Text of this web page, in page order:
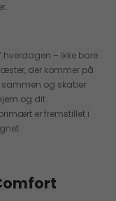
– ikke bare
der kommer på
sammen og skaber
og dit
er fremstillet i